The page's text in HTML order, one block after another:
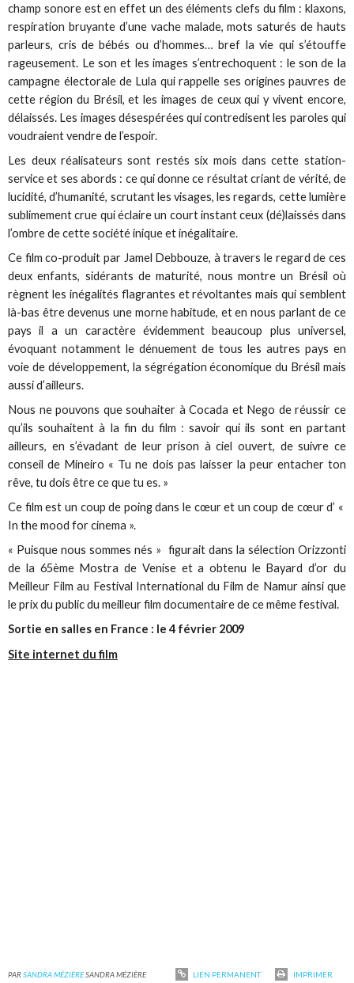
champ sonore est en effet un des éléments clefs du film : klaxons,
respiration bruyante d’une vache malade, mots saturés de hauts
parleurs, cris de bébés ou d’hommes… bref la vie qui s’étouffe
rageusement. Le son et les images s’entrechoquent : le son de la
campagne électorale de Lula qui rappelle ses origines pauvres de
cette région du Brésil, et les images de ceux qui y vivent encore,
délaissés. Les images désespérées qui contredisent les paroles qui
voudraient vendre de l’espoir.
Les deux réalisateurs sont restés six mois dans cette station-
service et ses abords : ce qui donne ce résultat criant de vérité, de
lucidité, d’humanité, scrutant les visages, les regards, cette lumière
sublimement crue qui éclaire un court instant ceux (dé)laissés dans
l’ombre de cette société inique et inégalitaire.
Ce film co-produit par Jamel Debbouze, à travers le regard de ces
deux enfants, sidérants de maturité, nous montre un Brésil où
règnent les inégalités flagrantes et révoltantes mais qui semblent
là-bas être devenus une morne habitude, et en nous parlant de ce
pays il a un caractère évidemment beaucoup plus universel,
évoquant notamment le dénuement de tous les autres pays en
voie de développement, la ségrégation économique du Brésil mais
aussi d’ailleurs.
Nous ne pouvons que souhaiter à Cocada et Nego de réussir ce
qu’ils souhaitent à la fin du film : savoir qui ils sont en partant
ailleurs, en s’évadant de leur prison à ciel ouvert, de suivre ce
conseil de Mineiro « Tu ne dois pas laisser la peur entacher ton
rêve, tu dois être ce que tu es. »
Ce film est un coup de poing dans le cœur et un coup de cœur d’ «
In the mood for cinema ».
« Puisque nous sommes nés » figurait dans la sélection Orizzonti
de la 65ème Mostra de Venise et a obtenu le Bayard d’or du
Meilleur Film au Festival International du Film de Namur ainsi que
le prix du public du meilleur film documentaire de ce même festival.
Sortie en salles en France : le 4 février 2009
Site internet du film
PARSANDRA MÉZIÈRESANDRA MÉZIÈRE LIEN PERMANENT
IMPRIMER